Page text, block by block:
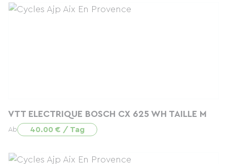
VTT ELECTRIQUE BOSCH CX 625 WH TAILLE M
Ab 40.00 € / Tag